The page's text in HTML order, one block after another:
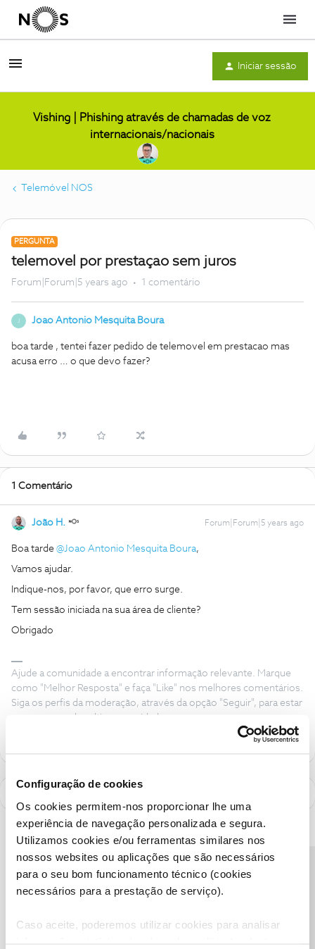
Configuração de cookies
Os cookies permitem-nos proporcionar lhe uma
experiência de navegação personalizada e segura.
Utilizamos cookies e/ou ferramentas similares nos
nossos websites ou aplicações que são necessários
para o seu bom funcionamento técnico (cookies
necessários para a prestação de serviço).
Caso aceite, poderemos utilizar cookies para analisar
Menu
Iniciar sessão
Vishing | Phishing através de chamadas de voz
internacionais/nacionais
Telemóvel NOS
PERGUNTA
telemovel por prestaçao sem juros
Forum|Forum|5 years ago 1 comentário
Joao Antonio Mesquita Boura
boa tarde , tentei fazer pedido de telemovel em prestacao mas
acusa erro … o que devo fazer?
1 Comentário
João H. Forum|Forum|5 years ago
Boa tarde @Joao Antonio Mesquita Boura,
Vamos ajudar.
Indique-nos, por favor, que erro surge.
Tem sessão iniciada na sua área de cliente?
Obrigado
Ajude a comunidade a encontrar informação relevante. Marque
como "Melhor Resposta" e faça "Like" nos melhores comentários.
Siga os perfis da moderação, através da opção "Seguir", para estar
sempre a par das ultimas novidades.